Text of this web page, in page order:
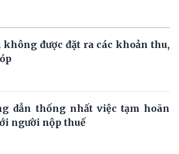
được đặt ra các khoản thu,
dẫn thống nhất việc tạm hoãn
người nộp thuế